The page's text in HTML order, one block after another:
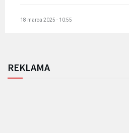
18 marca 2025 - 10:55
REKLAMA